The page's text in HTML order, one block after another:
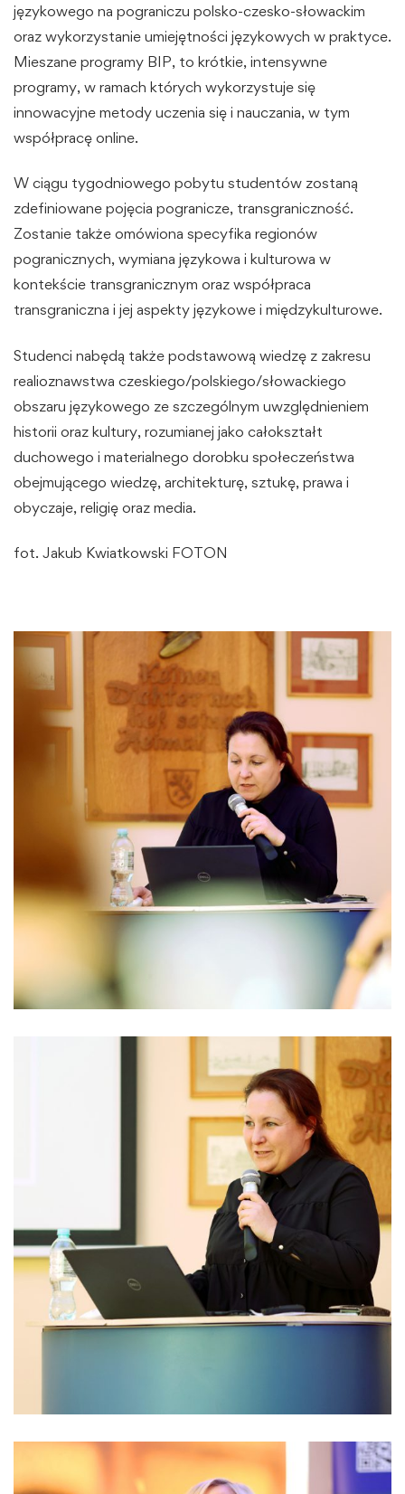
językowego na pograniczu polsko-czesko-słowackim
oraz wykorzystanie umiejętności językowych w praktyce.
Mieszane programy BIP, to krótkie, intensywne
programy, w ramach których wykorzystuje się
innowacyjne metody uczenia się i nauczania, w tym
współpracę online.
W ciągu tygodniowego pobytu studentów zostaną
zdefiniowane pojęcia pogranicze, transgraniczność.
Zostanie także omówiona specyfika regionów
pogranicznych, wymiana językowa i kulturowa w
kontekście transgranicznym oraz współpraca
transgraniczna i jej aspekty językowe i międzykulturowe.
Studenci nabędą także podstawową wiedzę z zakresu
realioznawstwa czeskiego/polskiego/słowackiego
obszaru językowego ze szczególnym uwzględnieniem
historii oraz kultury, rozumianej jako całokształt
duchowego i materialnego dorobku społeczeństwa
obejmującego wiedzę, architekturę, sztukę, prawa i
obyczaje, religię oraz media.
fot. Jakub Kwiatkowski FOTON